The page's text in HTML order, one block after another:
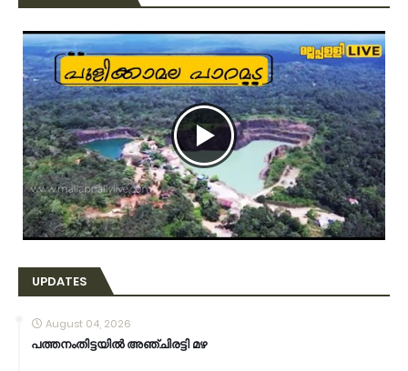
UPDATES
August 04, 2026
പത്തനംതിട്ടയിൽ അഞ്ചിരട്ടി മഴ